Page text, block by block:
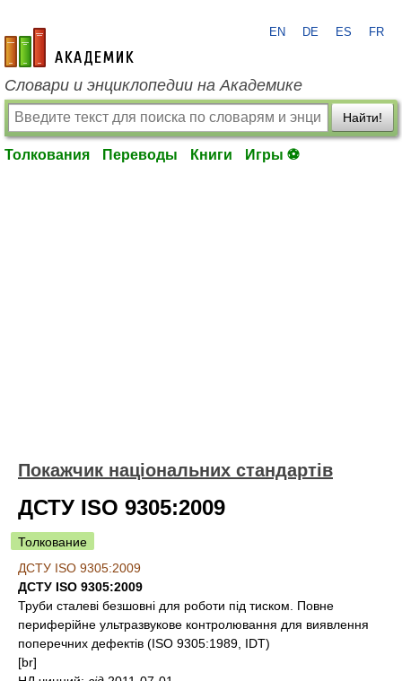
academic.ru
EN DE ES FR
Словари и энциклопедии на Академике
Найти!
Толкования Переводы Книги Игры ⚽
Покажчик національних стандартів
ДСТУ ISO 9305:2009
Толкование
ДСТУ ISO 9305:2009
ДСТУ ISO 9305:2009
Труби сталеві безшовні для роботи під тиском. Повне
периферійне ультразвукове контролювання для виявлення
поперечних дефектів (ISO 9305:1989, IDT)
[br]